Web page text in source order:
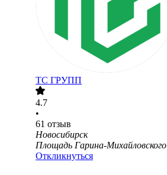
ТС ГРУПП
4.7
•
61 отзыв
Новосибирск
Площадь Гарина-Михайловского
Откликнуться